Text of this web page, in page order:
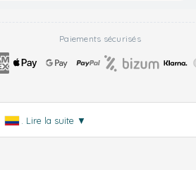
Paiements sécurisés
. Lire la suite ▼